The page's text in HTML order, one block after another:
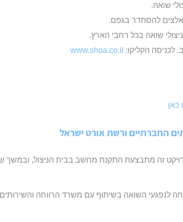
שואה בכל רחבי הארץ.
לכניסה הקליקו: www.shoa.co.il
כאן
החברתיים ורשת אורט ישראל
זה מתבצעת התקנת מחשב בבית הניצול, ובמשך
לנפגעי השואה בשיתוף עם משרד הרווחה